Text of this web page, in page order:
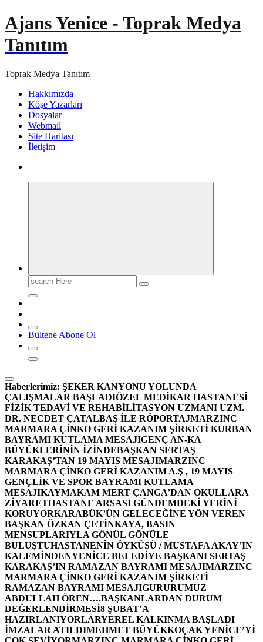
Ajans Yenice - Toprak Medya
Tanıtım
Toprak Medya Tanıtım
Hakkımızda
Köşe Yazarları
Dosyalar
Webmail
Site Haritası
İletişim
Search
for:
Bültene Abone Ol
Haberlerimiz: ŞEKER KANYONU YOLUNDA
ÇALIŞMALAR BAŞLADIÖZEL MEDİKAR HASTANESİ
FİZİK TEDAVİ VE REHABİLİTASYON UZMANI UZM.
DR. NECDET ÇATALBAŞ İLE RÖPORTAJMARZINC
MARMARA ÇİNKO GERİ KAZANIM ŞİRKETİ KURBAN
BAYRAMI KUTLAMA MESAJIGENÇ AN-KA
BÜYÜKLERİNİN İZİNDEBAŞKAN SERTAŞ
KARAKAŞ’TAN 19 MAYIS MESAJIMARZINC
MARMARA ÇİNKO GERİ KAZANIM A.Ş , 19 MAYIS
GENÇLİK VE SPOR BAYRAMI KUTLAMA
MESAJIKAYMAKAM MERT ÇANGA’DAN OKULLARA
ZİYARETHASTANE ARSASI GÜNDEMDEKİ YERİNİ
KORUYORKARABÜK’ÜN GELECEĞİNE YÖN VEREN
BAŞKAN ÖZKAN ÇETİNKAYA, BASIN
MENSUPLARIYLA GÖNÜL GÖNÜLE
BULUŞTUHASTANENİN ÖYKÜSÜ / MUSTAFA AKAY’IN
KALEMİNDENYENİCE BELEDİYE BAŞKANI SERTAŞ
KARAKAŞ’IN RAMAZAN BAYRAMI MESAJIMARZINC
MARMARA ÇİNKO GERİ KAZANIM ŞİRKETİ
RAMAZAN BAYRAMI MESAJIGURURUMUZ
ABDULLAH ÖREN….BAŞKANLARDAN DURUM
DEĞERLENDİRMESİ8 ŞUBAT’A
HAZIRLANIYORLARYEREL KALKINMA BAŞLADI
İMZALAR ATILDIMEHMET BÜYÜKKOÇAK YENİCE’Yİ